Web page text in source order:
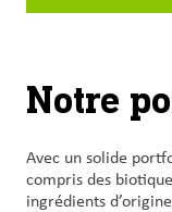
Notre
Avec un solide
compris des
ingrédients